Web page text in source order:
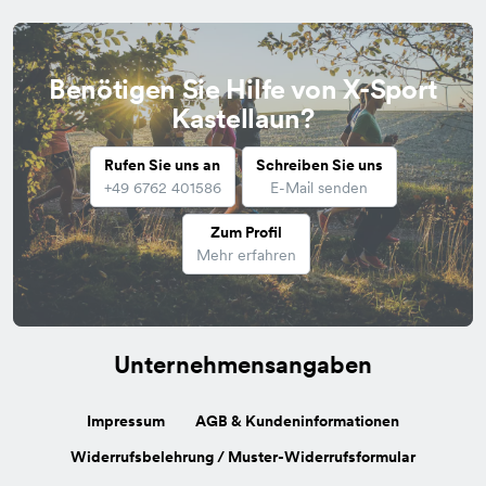
Benötigen Sie Hilfe von X-Sport
Kastellaun?
Rufen Sie uns an
+49 6762 401586
Schreiben Sie uns
E-Mail senden
Zum Profil
Mehr erfahren
Unternehmensangaben
Impressum
AGB & Kundeninformationen
Widerrufsbelehrung / Muster-Widerrufsformular